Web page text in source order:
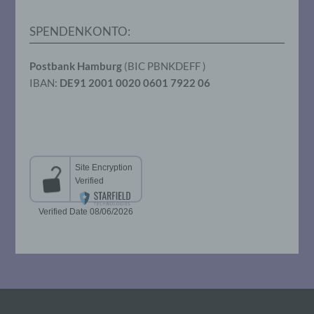
SPENDENKONTO:
Postbank Hamburg (BIC PBNKDEFF )
IBAN: DE91 2001 0020 0601 7922 06
beziehungsweise können die bestimmten
Unionsrecht oder dem Recht der
Mitgliedstaaten vorgesehen werden.
juristische Person, Behörde, Einrichtung
oder andere Stelle, die personenbezogene
verarbeitet.
juristische Person, Behörde, Einrichtung